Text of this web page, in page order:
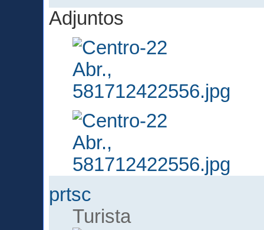
Adjuntos
prtsc
Turista